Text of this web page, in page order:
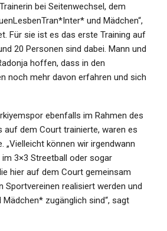
bei Seitenwechsel, dem
und Mädchen“,
Für sie ist es das erste Training auf
20 Personen sind dabei. Mann und
hoffen, dass in den
noch mehr davon erfahren und sich
ebenfalls im Rahmen des
auf dem Court trainierte, waren es
„Vielleicht können wir irgendwann
3×3 Streetball oder sogar
hier auf dem Court gemeinsam
Sportvereinen realisiert werden und
zugänglich sind“, sagt